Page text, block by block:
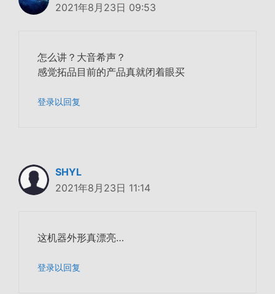
2021年8月23日 09:53
怎么讲？大音希声？
感觉拓品目前的产品真就闭着眼买
登录以回复
SHYL
2021年8月23日 11:14
这机器外形真漂亮…
登录以回复